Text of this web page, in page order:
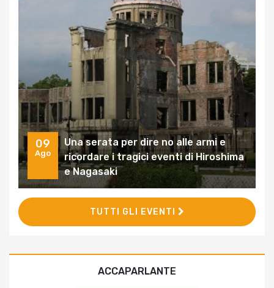
09
Ago
Una serata per dire no alle armi e
ricordare i tragici eventi di Hiroshima
e Nagasaki
TUTTI GLI EVENTI
ACCAPARLANTE